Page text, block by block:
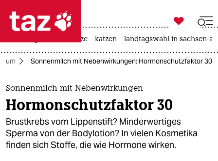
 taz zahl ich
taz zahl ich
themen
politik
öko

taz zahl ich
hitze katzen landtagswahl in sachsen-
Sonnenmilch mit Nebenwirkungen: Hormonschutzfaktor 30
Sonnenmilch mit Nebenwirkungen
Hormonschutzfaktor 30
Brustkrebs vom Lippenstift? Minderwertiges
Sperma von der Bodylotion? In vielen Kosmetika
finden sich Stoffe, die wie Hormone wirken.